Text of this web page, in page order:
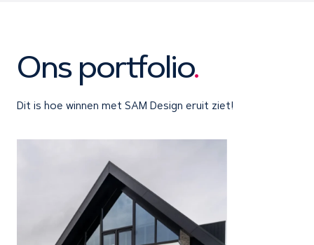
Ons portfolio.
Dit is hoe winnen met SAM Design eruit ziet!